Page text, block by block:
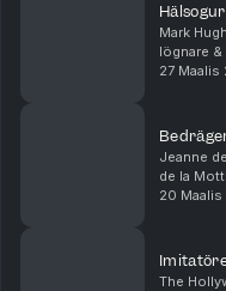
Mark
lögnare &
ut för
27 Maalis
Jeanne
de la
20 Maalis
The